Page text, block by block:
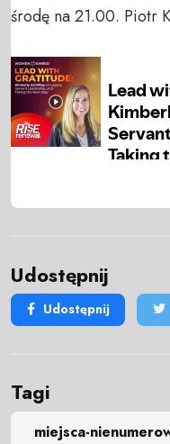
środę na 21.00. Piotr
Udostępnij
Udostępnij
Tagi
miejsca-